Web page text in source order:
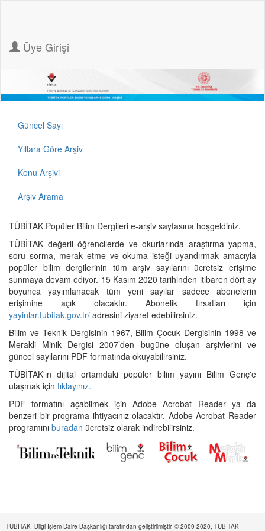
Üye Girişi
Güncel Sayı
Yıllara Göre Arşiv
Konu Arşivi
Arşiv Arama
TÜBİTAK Popüler Bilim Dergileri e-arşiv sayfasına hoşgeldiniz.
TÜBİTAK değerli öğrencilerde ve okurlarında araştırma yapma,
soru sorma, merak etme ve okuma isteği uyandırmak amacıyla
popüler bilim dergilerinin tüm arşiv sayılarını ücretsiz erişime
sunmaya devam ediyor. 15 Kasım 2020 tarihinden itibaren dört ay
boyunca yayımlanacak tüm yeni sayılar sadece abonelerin
erişimine açık olacaktır. Abonelik fırsatları için
yayinlar.tubitak.gov.tr/ adresini ziyaret edebilirsiniz.
Bilim ve Teknik Dergisinin 1967, Bilim Çocuk Dergisinin 1998 ve
Merakli Minik Dergisi 2007’den bugüne oluşan arşivlerini ve
güncel sayılarını PDF formatında okuyabilirsiniz.
TÜBİTAK'ın dijital ortamdaki popüler bilim yayını Bilim Genç'e
ulaşmak için tıklayınız.
PDF formatını açabilmek için Adobe Acrobat Reader ya da
benzeri bir programa ihtiyacınız olacaktır. Adobe Acrobat Reader
programını buradan ücretsiz olarak indirebilirsiniz.
TÜBİTAK- Bilgi İşlem Daire Başkanlığı tarafından geliştirilmiştir. © 2009-2020, TÜBİTAK